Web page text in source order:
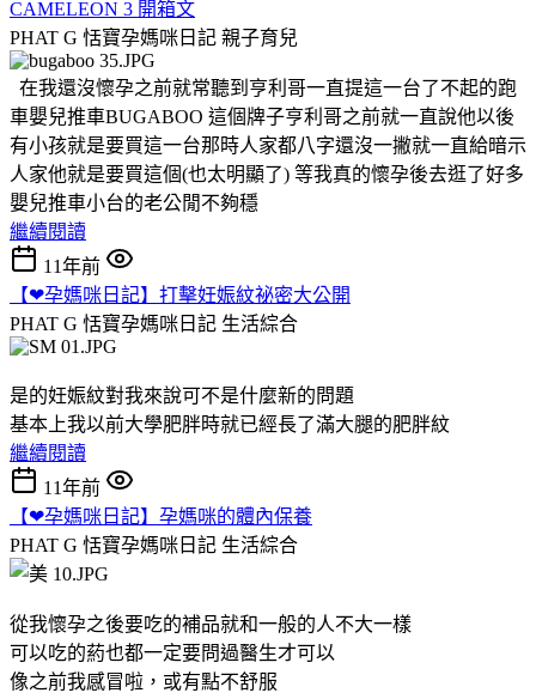
CAMELEON 3 開箱文
PHAT G 恬寶孕媽咪日記 親子育兒
在我還沒懷孕之前就常聽到亨利哥一直提這一台了不起的跑
車嬰兒推車BUGABOO 這個牌子亨利哥之前就一直說他以後
有小孩就是要買這一台那時人家都八字還沒一撇就一直給暗示
人家他就是要買這個(也太明顯了) 等我真的懷孕後去逛了好多
嬰兒推車小台的老公閒不夠穩
繼續閱讀
11年前
【❤孕媽咪日記】打擊妊娠紋祕密大公開
PHAT G 恬寶孕媽咪日記 生活綜合
是的妊娠紋對我來說可不是什麼新的問題
基本上我以前大學肥胖時就已經長了滿大腿的肥胖紋
繼續閱讀
11年前
【❤孕媽咪日記】孕媽咪的體內保養
PHAT G 恬寶孕媽咪日記 生活綜合
從我懷孕之後要吃的補品就和一般的人不大一樣
可以吃的葯也都一定要問過醫生才可以
像之前我感冒啦，或有點不舒服